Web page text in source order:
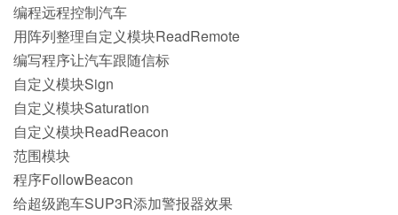
编程远程控制汽车
用阵列整理自定义模块ReadRemote
编写程序让汽车跟随信标
自定义模块Sign
自定义模块Saturation
自定义模块ReadReacon
范围模块
程序FollowBeacon
给超级跑车SUP3R添加警报器效果